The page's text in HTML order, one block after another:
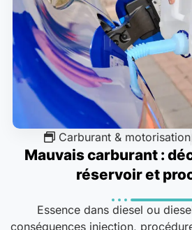
Carburant & motorisation
Mauvais carburant :
réservoir et
Essence dans diesel ou
conséquences injection,